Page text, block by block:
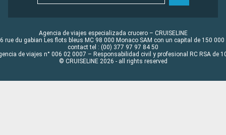
Agencia de viajes especializada crucero – CRUISELINE
rue du gabian Les flots bleus MC 98 000 Monaco SAM con un capital de 150 000
contact tel : (00) 377 97 97 84 50
de viajes n° 006 02 0007 – Responsabilidad civil y profesional RC RSA de
© CRUISELINE 2026 - all rights reserved